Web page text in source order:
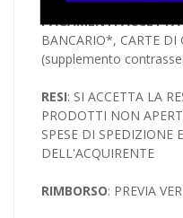
PAGAMENTI
BANCARIO*, CARTE DI
(supplemento
RESI: SI ACCETTA LA
PRODOTTI NON
SPESE DI SPEDIZIONE
DELL'ACQUIRENTE
RIMBORSO: PREVIA